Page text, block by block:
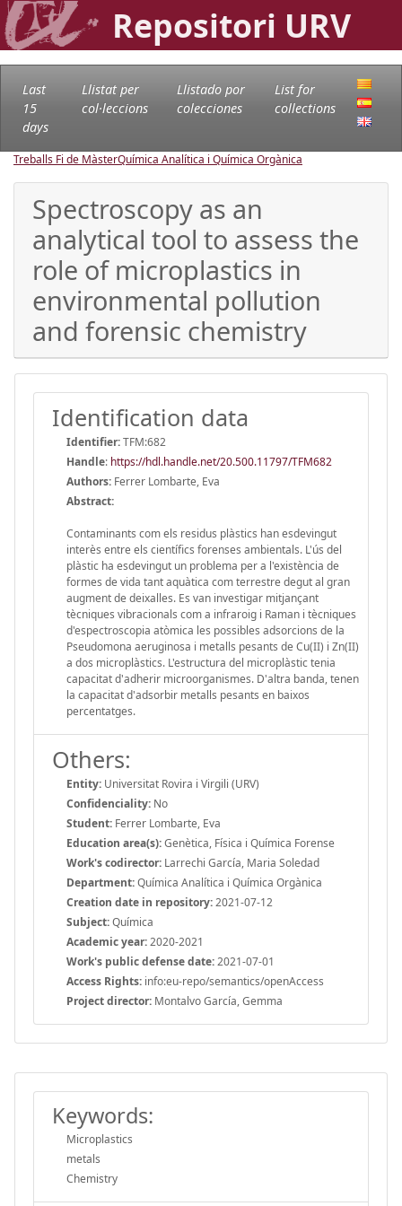
Repositori URV
Last
15
days
Llistat per
col·leccions
Llistado por
colecciones
List for
collections
Treballs Fi de MàsterQuímica Analítica i Química Orgànica
Spectroscopy as an
analytical tool to assess the
role of microplastics in
environmental pollution
and forensic chemistry
Identification data
Identifier:TFM:682
Handle: https://hdl.handle.net/20.500.11797/TFM682
Authors: Ferrer Lombarte, Eva
Abstract:
Contaminants com els residus plàstics han esdevingut
interès entre els científics forenses ambientals. L'ús del
plàstic ha esdevingut un problema per a l'existència de
formes de vida tant aquàtica com terrestre degut al gran
augment de deixalles. Es van investigar mitjançant
tècniques vibracionals com a infraroig i Raman i tècniques
d'espectroscopia atòmica les possibles adsorcions de la
Pseudomona aeruginosa i metalls pesants de Cu(II) i Zn(II)
a dos microplàstics. L'estructura del microplàstic tenia
capacitat d'adherir microorganismes. D'altra banda, tenen
la capacitat d'adsorbir metalls pesants en baixos
percentatges.
Others:
Entity: Universitat Rovira i Virgili (URV)
Confidenciality: No
Student: Ferrer Lombarte, Eva
Education area(s):Genètica, Física i Química Forense
Work's codirector: Larrechi García, Maria Soledad
Department:Química Analítica i Química Orgànica
Creation date in repository:2021-07-12
Subject:Química
Academic year:2020-2021
Work's public defense date:2021-07-01
Access Rights: info:eu-repo/semantics/openAccess
Project director: Montalvo García, Gemma
Keywords:
Microplastics
metals
Chemistry